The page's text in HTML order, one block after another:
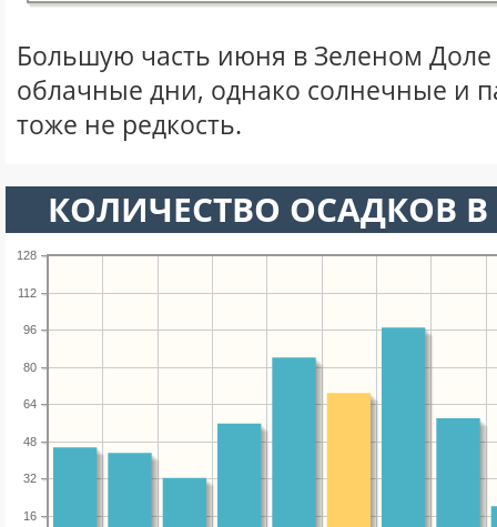
Большую часть июня в Зеленом
облачные дни, однако солнечные и
тоже не редкость.
КОЛИЧЕСТВО ОСАДКОВ
16
32
48
64
80
96
112
128